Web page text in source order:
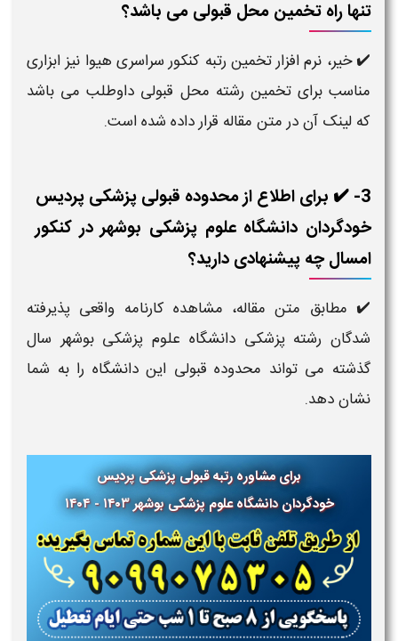
تنها راه تخمین محل قبولی می باشد؟
✔️ خیر، نرم افزار تخمین رتبه کنکور سراسری هیوا نیز ابزاری
مناسب برای تخمین رشته محل قبولی داوطلب می باشد
که لینک آن در متن مقاله قرار داده شده است.
3- ✔️ برای اطلاع از محدوده قبولی پزشکی پردیس
خودگردان دانشگاه علوم پزشکی بوشهر در کنکور
امسال چه پیشنهادی دارید؟
✔️ مطابق متن مقاله، مشاهده کارنامه واقعی پذیرفته
شدگان رشته پزشکی دانشگاه علوم پزشکی بوشهر سال
گذشته می تواند محدوده قبولی این دانشگاه را به شما
نشان دهد.
برای مشاوره رتبه قبولی پزشکیپردیس
خودگرداندانشگاه علوم پزشکیبوشهر ۱۴۰۳ - ۱۴۰۴